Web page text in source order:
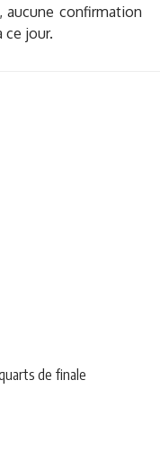
aucune confirmation
ce jour.
de finale